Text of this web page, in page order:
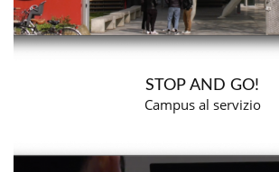
STOP AND GO!
Campus al servizio